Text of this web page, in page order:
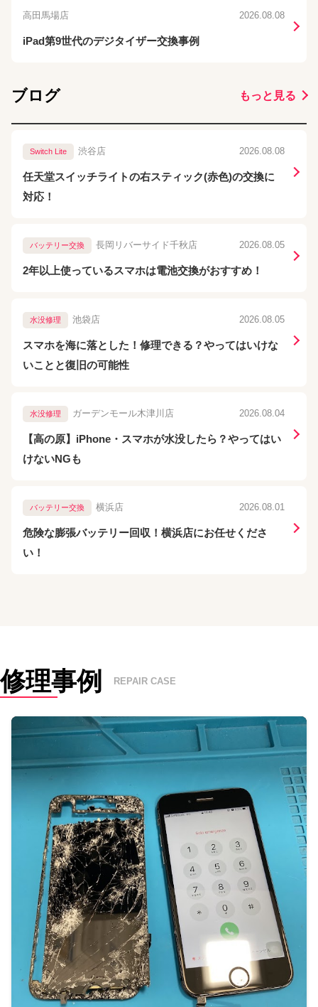
高田馬場店 2026.08.08
iPad第9世代のデジタイザー交換事例
ブログ もっと見る
Switch Lite 渋谷店 2026.08.08
任天堂スイッチライトの右スティック(赤色)の交換に
対応！
バッテリー交換 長岡リバーサイド千秋店 2026.08.05
2年以上使っているスマホは電池交換がおすすめ！
水没修理 池袋店 2026.08.05
スマホを海に落とした！修理できる？やってはいけな
いことと復旧の可能性
水没修理 ガーデンモール木津川店 2026.08.04
【高の原】iPhone・スマホが水没したら？やってはい
けないNGも
バッテリー交換 横浜店 2026.08.01
危険な膨張バッテリー回収！横浜店にお任せくださ
い！
修理事例 REPAIR CASE